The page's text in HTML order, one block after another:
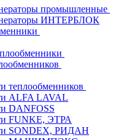
промышленные
ИНТЕРБЛОК
теплообменников
ALFA LAVAL
DANFOSS
FUNKE, ЭТРА
SONDEX, РИДАН